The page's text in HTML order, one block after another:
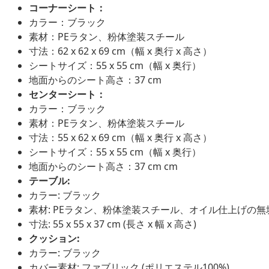
コーナーシート：
カラー：ブラック
素材：PEラタン、粉体塗装スチール
寸法：62 x 62 x 69 cm（幅 x 奥行 x 高さ）
シートサイズ：55 x 55 cm（幅 x 奥行）
地面からのシート高さ：37 cm
センターシート：
カラー：ブラック
素材：PEラタン、粉体塗装スチール
寸法：55 x 62 x 69 cm（幅 x 奥行 x 高さ）
シートサイズ：55 x 55 cm（幅 x 奥行）
地面からのシート高さ：37 cm cm
テーブル:
カラー: ブラック
素材: PEラタン、粉体塗装スチール、オイル仕上げの
寸法: 55 x 55 x 37 cm (長さ x 幅 x 高さ)
クッション:
カラー: ブラック